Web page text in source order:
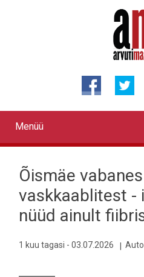
Primary
links
Menüü
Õismäe vabanes
vaskkaablitest -
nüüd ainult
1 kuu tagasi - 03.07.2026